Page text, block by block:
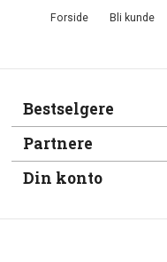
Forside Bli kunde
Bestselgere
Partnere
Din konto